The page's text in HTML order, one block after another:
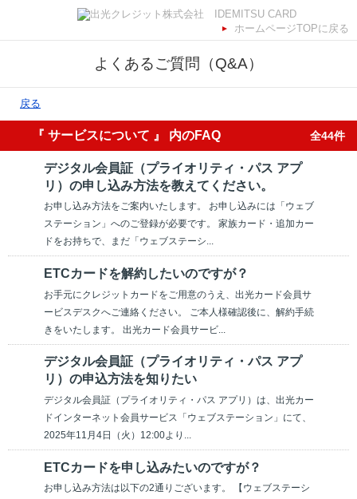
ホームページTOPに戻る
よくあるご質問（Q&A）
戻る
『 サービスについて 』 内のFAQ 全44件
デジタル会員証（プライオリティ・パス アプ
リ）の申し込み方法を教えてください。
お申し込み方法をご案内いたします。 お申し込みには「ウェブ
ステーション」へのご登録が必要です。 家族カード・追加カー
ドをお持ちで、まだ「ウェブステーシ...
ETCカードを解約したいのですが？
お手元にクレジットカードをご用意のうえ、出光カード会員サ
ービスデスクへご連絡ください。 ご本人様確認後に、解約手続
きをいたします。 出光カード会員サービ...
デジタル会員証（プライオリティ・パス アプ
リ）の申込方法を知りたい
デジタル会員証（プライオリティ・パス アプリ）は、出光カー
ドインターネット会員サービス「ウェブステーション」にて、
2025年11月4日（火）12:00より...
ETCカードを申し込みたいのですが？
お申し込み方法は以下の2通りございます。 【ウェブステーシ